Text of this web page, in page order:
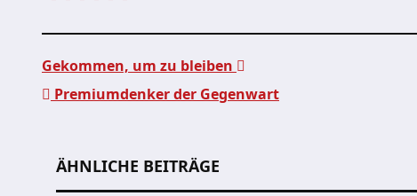
Gekommen, um zu bleiben
Premiumdenker der Gegenwart
ÄHNLICHE BEITRÄGE